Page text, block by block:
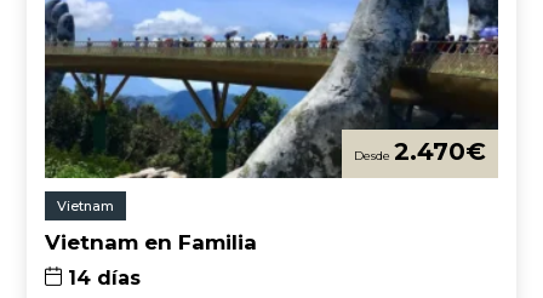
2.470€
Vietnam
Vietnam en Familia
14 días